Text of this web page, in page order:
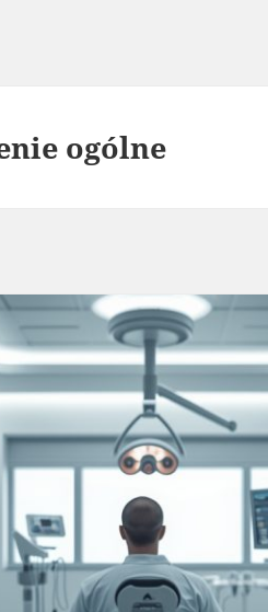
ogólne